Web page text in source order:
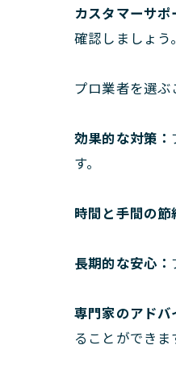
カスタマーサポ
確認しましょう。
プロ業者を選ぶ
効果的な対策：
す。
時間と手間の節
長期的な安心：
専門家のアドバ
ることができま